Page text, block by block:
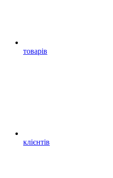
товарів
клієнтів